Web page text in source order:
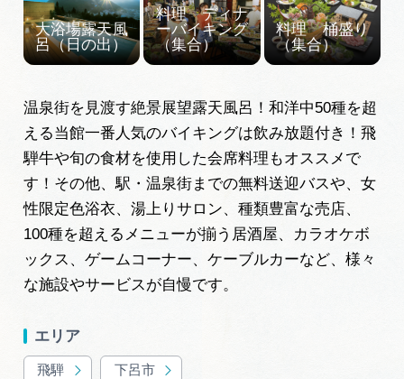
温泉街を見渡す絶景展望露天風呂！和洋中50種を超
える当館一番人気のバイキングは飲み放題付き！飛
騨牛や旬の食材を使用した会席料理もオススメで
す！その他、駅・温泉街までの無料送迎バスや、女
性限定色浴衣、湯上りサロン、種類豊富な売店、
100種を超えるメニューが揃う居酒屋、カラオケボ
ックス、ゲームコーナー、ケーブルカーなど、様々
な施設やサービスが自慢です。
エリア
飛騨 下呂市